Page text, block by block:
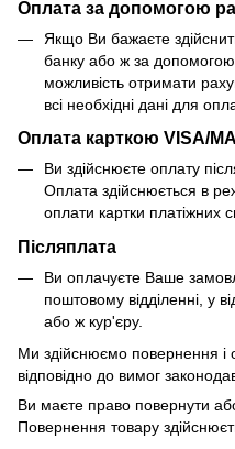
Оплата за допомогою
Якщо Ви бажаєте
банку або ж за
можливість отримати
всі необхідні дані для
Оплата карткою VISA/
Ви здійснюєте оплату
Оплата здійснюється в
оплати картки платіжних
Післяплата
Ви оплачуєте Ваше
поштовому відділенні, у
або ж кур'єру.
Ми здійснюємо повернення і
відповідно до вимог
Ви маєте право повернути
Повернення товару